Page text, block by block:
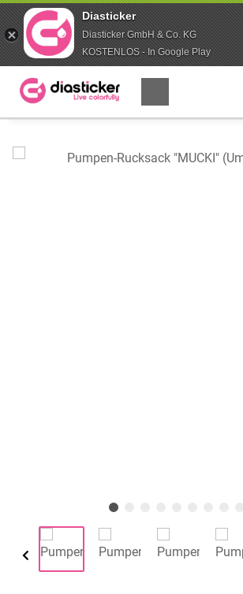
Diasticker
Diasticker GmbH & Co. KG
KOSTENLOS - In Google Play